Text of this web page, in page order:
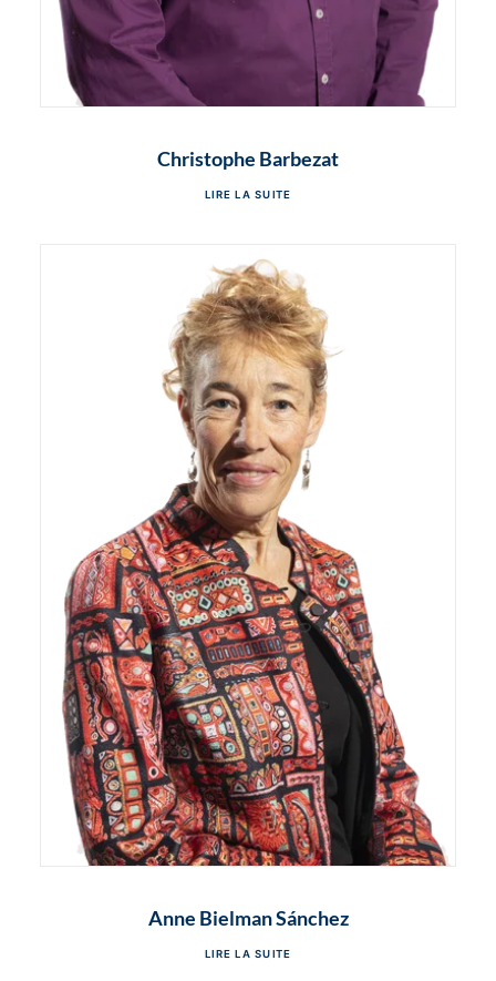
Christophe Barbezat
LIRE LA SUITE
Anne Bielman Sánchez
LIRE LA SUITE